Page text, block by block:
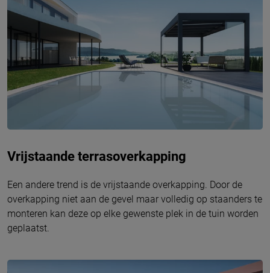
Vrijstaande terrasoverkapping
Een andere trend is de vrijstaande overkapping. Door de
overkapping niet aan de gevel maar volledig op staanders te
monteren kan deze op elke gewenste plek in de tuin worden
geplaatst.